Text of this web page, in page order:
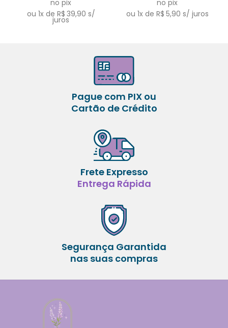
no pix
ou 1x de R$ 39,90 s/
juros
no pix
ou 1x de R$ 5,90 s/ juros
Pague com PIX ou
Cartão de Crédito
Frete Expresso
Entrega Rápida
Segurança Garantida
nas suas compras